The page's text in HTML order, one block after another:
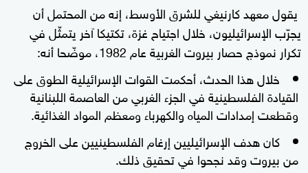
يقول معهد كارنيغي للشرق الأوسط، إنه من المحتمل أن
يجرّب الإسرائيليون، خلال اجتياح غزة، تكتيكا آخر يتمثّل في
تكرار نموذج حصار بيروت الغربية عام 1982، موضّحا أنه:
خلال هذا الحدث، أحكمت القوات الإسرائيلية الطوق على
القيادة الفلسطينية في الجزء الغربي من العاصمة اللبنانية
وقطعت إمدادات المياه والكهرباء ومعظم المواد الغذائية.
كان هدف الإسرائيليين إرغام الفلسطينيين على الخروج
من بيروت وقد نجحوا في تحقيق ذلك.